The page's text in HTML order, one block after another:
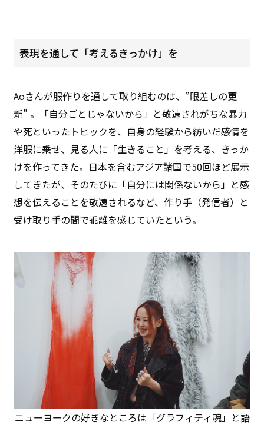
表現を通して「考えるきっかけ」を
Aoさんが服作りを通して取り組むのは、”眼差しの更
新” 。「自分ごとじゃないから」と敬遠されがちな暴力
や死といったトピックを、自身の経験から紡いだ感情を
洋服に乗せ、見る人に「生きること」を考える、きっか
けを作ってきた。日本を含むアジア諸国で50回ほど展示
してきたが、そのたびに「自分には関係ないから」と感
想を伝えることを敬遠されるなど、作り手（発信者）と
受け取り手の間で乖離を感じていたという。
ニューヨークの好きなところは「グラフィティ魂」と語